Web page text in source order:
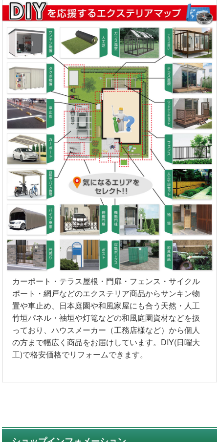
カーポート・テラス屋根・門扉・フェンス・サイクル
ポート・網戸などのエクステリア商品からサンキン物
置や車止め、日本庭園や和風家屋にも合う天然・人工
竹垣パネル・袖垣や灯篭などの和風庭園資材などを扱
っており、ハウスメーカー（工務店様など）から個人
の方まで幅広く商品をお届けしています。DIY(日曜大
工)で格安価格でリフォームできます。